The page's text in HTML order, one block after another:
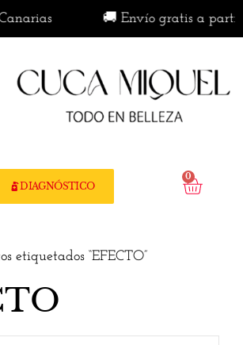
🚚 Envío gratis a partir
DIAGNÓSTICO
0
etiquetados “EFECTO”